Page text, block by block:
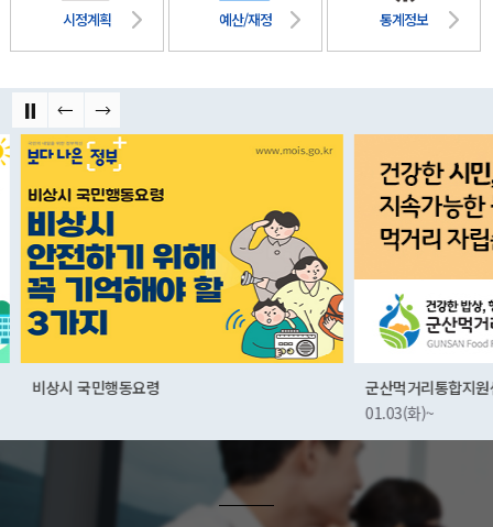
시정계획 예산/재정 통계정보
비상시 국민행동요령
군산먹거리통합지원센
01.03(화)~